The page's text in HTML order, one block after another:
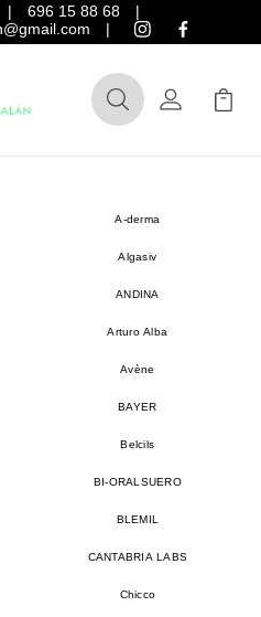
| 696 15 88 68
|
|
BuscarMi Cuenta
Mi
A-derma
Algasiv
ANDINA
Arturo Alba
Avène
BAYER
Belcils
BI-ORALSUERO
BLEMIL
CANTABRIA LABS
Chicco